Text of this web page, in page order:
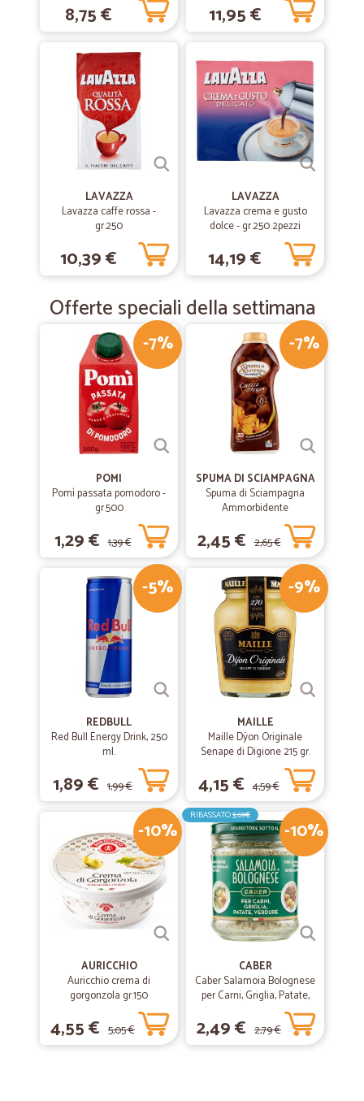
pronti che personalmente ritengo molto comodi, spero verranno
inseriti
07/10/2019
—Sandro M.
Precisi, puntuali, perfetti.
8,75 € 11,95 €
LAVAZZA
Lavazza caffe rossa -
gr.250
10,39 €
LAVAZZA
Lavazza crema e gusto
dolce - gr.250 2pezzi
14,19 €
Offerte speciali della settimana
-7%
POMI
Pomì passata pomodoro -
gr.500
1,29 € 1,39 €
-7%
SPUMA DI SCIAMPAGNA
Spuma di Sciampagna
Ammorbidente
Concentrato Carezza
d'Argan 600 ml
2,45 € 2,65 €
-5%
REDBULL
Red Bull Energy Drink, 250
ml.
1,89 € 1,99 €
-9%
MAILLE
Maille Dÿon Originale
Senape di Digione 215 gr.
4,15 € 4,59 €
-10%
AURICCHIO
Auricchio crema di
gorgonzola gr.150
4,55 € 5,05 €
-10%
RIBASSATO3,69€
CABER
Caber Salamoia Bolognese
per Carni, Griglia, Patate,
Verdure 200 gr.
2,49 € 2,79 €